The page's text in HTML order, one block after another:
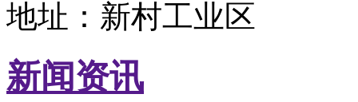
地址：新村工业区
新闻资讯